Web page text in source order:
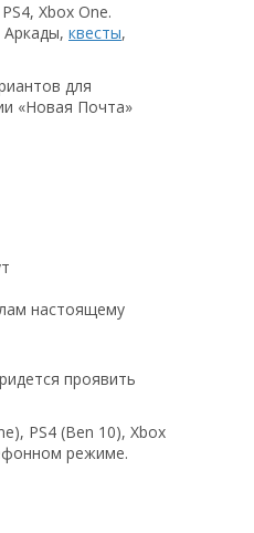
Xbox One.
Аркады, квесты,
для
«Новая Почта»
настоящему
проявить
PS4 (Ben 10), Xbox
режиме.